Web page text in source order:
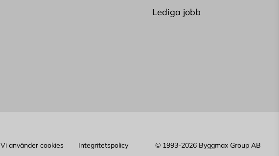
Lediga jobb
Vi använder cookies Integritetspolicy © 1993-2026 Byggmax Group AB